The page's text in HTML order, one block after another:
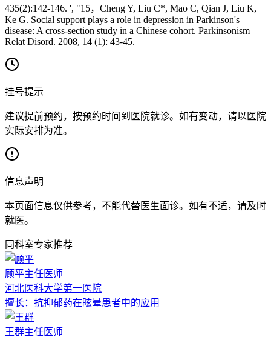
435(2):142-146. ', "15，Cheng Y, Liu C*, Mao C, Qian J, Liu K,
Ke G. Social support plays a role in depression in Parkinson's
disease: A cross-section study in a Chinese cohort. Parkinsonism
Relat Disord. 2008, 14 (1): 43-45.
挂号提示
建议提前预约，按预约时间到医院就诊。如有变动，请以医院
实际安排为准。
信息声明
本页面信息仅供参考，不能代替医生面诊。如有不适，请及时
就医。
同科室专家推荐
顾平主任医师
河北医科大学第一医院
擅长： 抗抑郁药在眩晕患者中的应用
王群主任医师